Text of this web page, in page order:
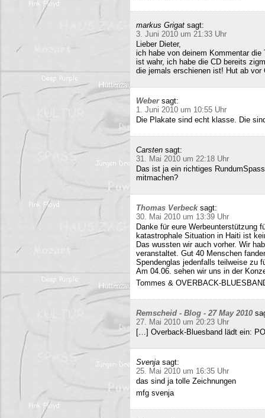
markus Grigat sagt:
3. Juni 2010 um 21:33 Uhr
Lieber Dieter,
ich habe von deinem Kommentar
ist wahr, ich habe die CD bereits
die jemals erschienen ist! Hut ab vor
Weber sagt:
1. Juni 2010 um 10:55 Uhr
Die Plakate sind echt klasse. Die
Carsten sagt:
31. Mai 2010 um 22:18 Uhr
Das ist ja ein richtiges
mitmachen?
Thomas Verbeck sagt:
30. Mai 2010 um 13:39 Uhr
Danke für eure Werbeunterstützung
katastrophale Situation in Haiti ist
Das wussten wir auch vorher. Wir
veranstaltet. Gut 40 Menschen
Spendenglas jedenfalls teilweise zu
Am 04.06. sehen wir uns in der
Tommes & OVERBACK-
Remscheid - Blog - 27 May 2010
27. Mai 2010 um 20:23 Uhr
[…] Overback-Bluesband lädt ein:
Svenja sagt:
25. Mai 2010 um 16:35 Uhr
das sind ja tolle Zeichnungen
mfg svenja